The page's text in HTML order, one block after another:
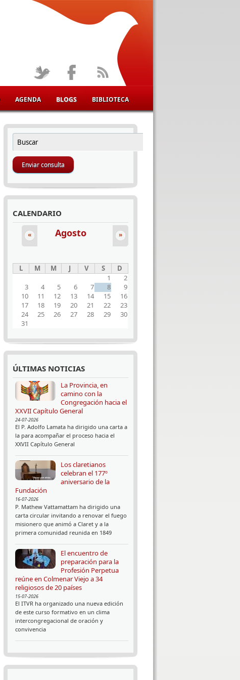
AGENDA BLOGS BIBLIOTECA
FORMULARIO DE BÚSQUEDA
Buscar
CALENDARIO
Agosto
« »
L M M J V S
D
1
2
3
4 5 6 7 8
9
10
11 12 13 14 15
16
17
18 19 20 21 22
23
24
25 26 27 28 29
30
31
ÚLTIMAS NOTICIAS
La Provincia, en
camino con la
Congregación hacia el
XXVII Capítulo General
24-07-2026
El P. Adolfo Lamata ha dirigido una carta a
la para acompañar el proceso hacia el
XXVII Capítulo General
Los claretianos
celebran el 177º
aniversario de la
Fundación
16-07-2026
P. Mathew Vattamattam ha dirigido una
carta circular invitando a renovar el fuego
misionero que animó a Claret y a la
primera comunidad reunida en 1849
El encuentro de
preparación para la
Profesión Perpetua
reúne en Colmenar Viejo a 34
religiosos de 20 países
15-07-2026
El ITVR ha organizado una nueva edición
de este curso formativo en un clima
intercongregacional de oración y
convivencia